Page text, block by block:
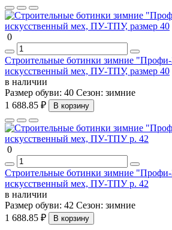
0
Строительные ботинки зимние
искусственный мех, ПУ-ТПУ, размер 40
в наличии
Размер обуви: 40 Сезон: зимние
1 688.85 ₽
В корзину
0
Строительные ботинки зимние
искусственный мех, ПУ-ТПУ р. 42
в наличии
Размер обуви: 42 Сезон: зимние
1 688.85 ₽
В корзину